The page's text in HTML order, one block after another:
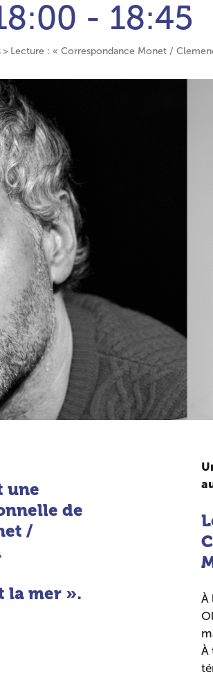
- 18:45
Lecture : « Correspondance Monet /
une
de
/
la mer ».
À
À